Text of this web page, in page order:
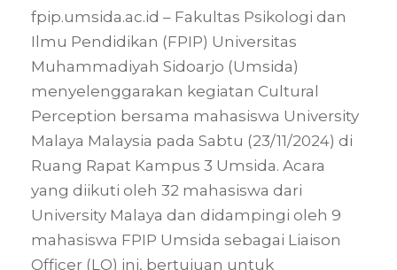
fpip.umsida.ac.id – Fakultas Psikologi dan
Ilmu Pendidikan (FPIP) Universitas
Muhammadiyah Sidoarjo (Umsida)
menyelenggarakan kegiatan Cultural
Perception bersama mahasiswa University
Malaya Malaysia pada Sabtu (23/11/2024) di
Ruang Rapat Kampus 3 Umsida. Acara
yang diikuti oleh 32 mahasiswa dari
University Malaya dan didampingi oleh 9
mahasiswa FPIP Umsida sebagai Liaison
Officer (LO) ini, bertujuan untuk